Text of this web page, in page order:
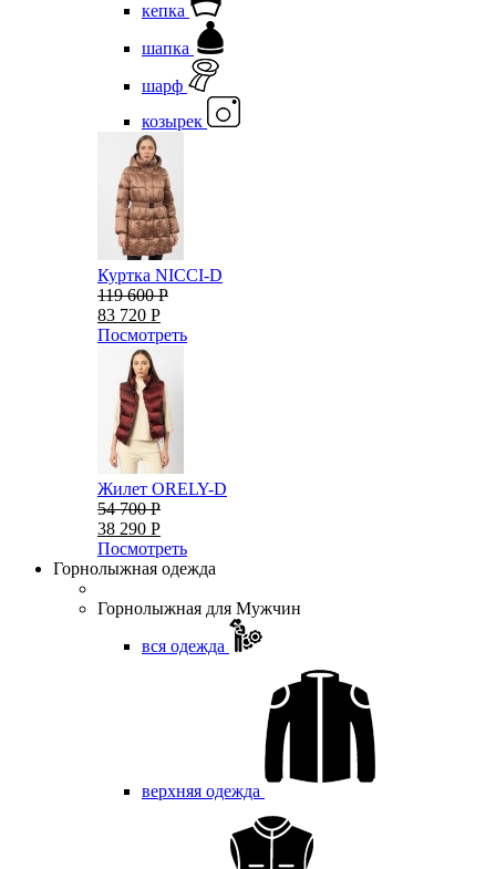
кепка
шапка
шарф
козырек
Куртка NICCI-D
119 600 Р
83 720 Р
Посмотреть
Жилет ORELY-D
54 700 Р
38 290 Р
Посмотреть
Горнолыжная одежда
Горнолыжная для Мужчин
вся одежда
верхняя одежда